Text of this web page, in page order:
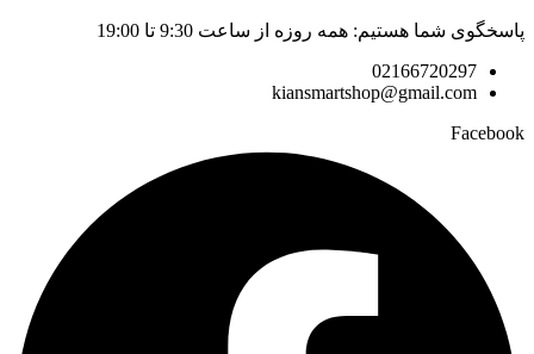
پاسخگوی شما هستیم: همه روزه از ساعت 9:30 تا 19:00
02166720297
kiansmartshop@gmail.com
Facebook